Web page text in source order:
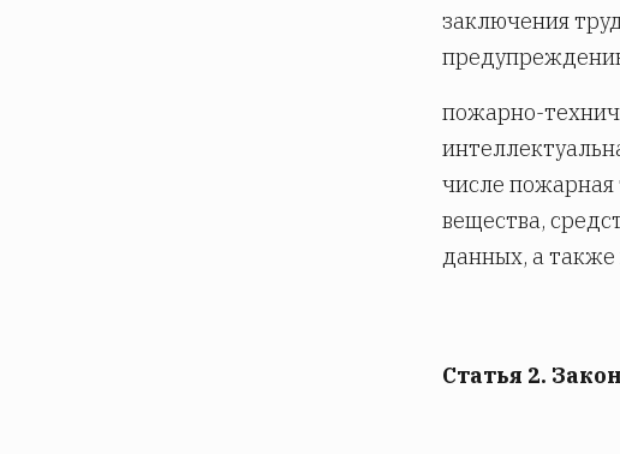
заключения
пожарно-
числе
вещества,
данных, а
Статья 2.